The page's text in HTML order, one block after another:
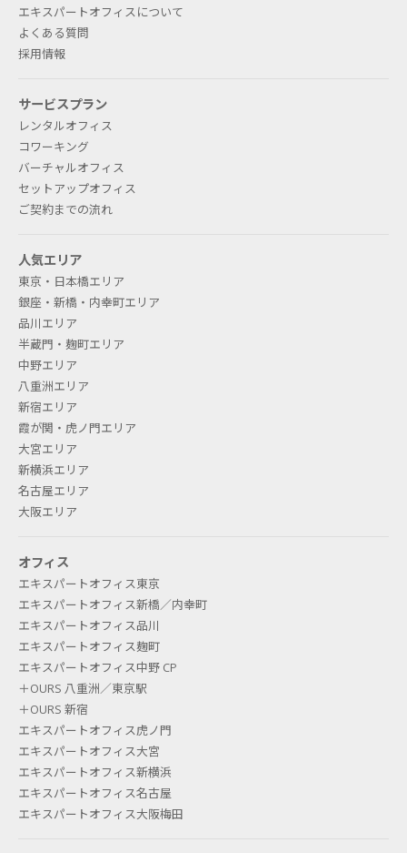
エキスパートオフィスについて
よくある質問
採用情報
サービスプラン
レンタルオフィス
コワーキング
バーチャルオフィス
セットアップオフィス
ご契約までの流れ
人気エリア
東京・日本橋エリア
銀座・新橋・内幸町エリア
品川エリア
半蔵門・麹町エリア
中野エリア
八重洲エリア
新宿エリア
霞が関・虎ノ門エリア
大宮エリア
新横浜エリア
名古屋エリア
大阪エリア
オフィス
エキスパートオフィス東京
エキスパートオフィス新橋／内幸町
エキスパートオフィス品川
エキスパートオフィス麹町
エキスパートオフィス中野 CP
＋OURS 八重洲／東京駅
＋OURS 新宿
エキスパートオフィス虎ノ門
エキスパートオフィス大宮
エキスパートオフィス新横浜
エキスパートオフィス名古屋
エキスパートオフィス大阪梅田